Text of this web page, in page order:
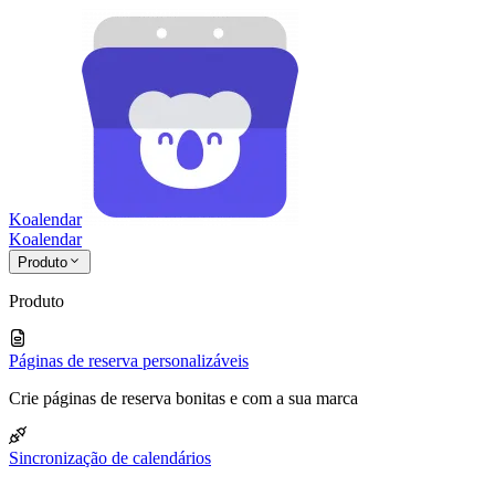
Koalendar
Koalendar
Produto
Produto
Páginas de reserva personalizáveis
Crie páginas de reserva bonitas e com a sua marca
Sincronização de calendários